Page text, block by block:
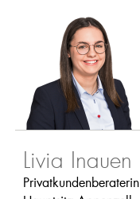
Livia Inauen
Privatkundenberaterin